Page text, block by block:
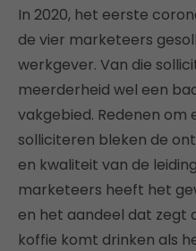
In 2020, het eerste
de vier marketeers
werkgever. Van die
meerderheid wel een
vakgebied. Redenen om
solliciteren bleken de
en kwaliteit van de
marketeers heeft het
en het aandeel dat zegt
koffie komt drinken als